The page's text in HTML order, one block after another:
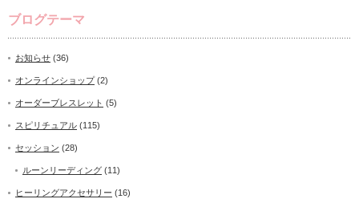
ブログテーマ
お知らせ (36)
オンラインショップ(2)
オーダーブレスレット (5)
スピリチュアル (115)
セッション (28)
ルーンリーディング (11)
ヒーリングアクセサリー (16)